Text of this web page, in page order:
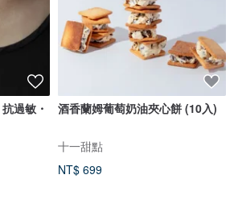
過敏・
酒香蘭姆葡萄奶油夾心餅 (10入)
十一甜點
NT$ 699